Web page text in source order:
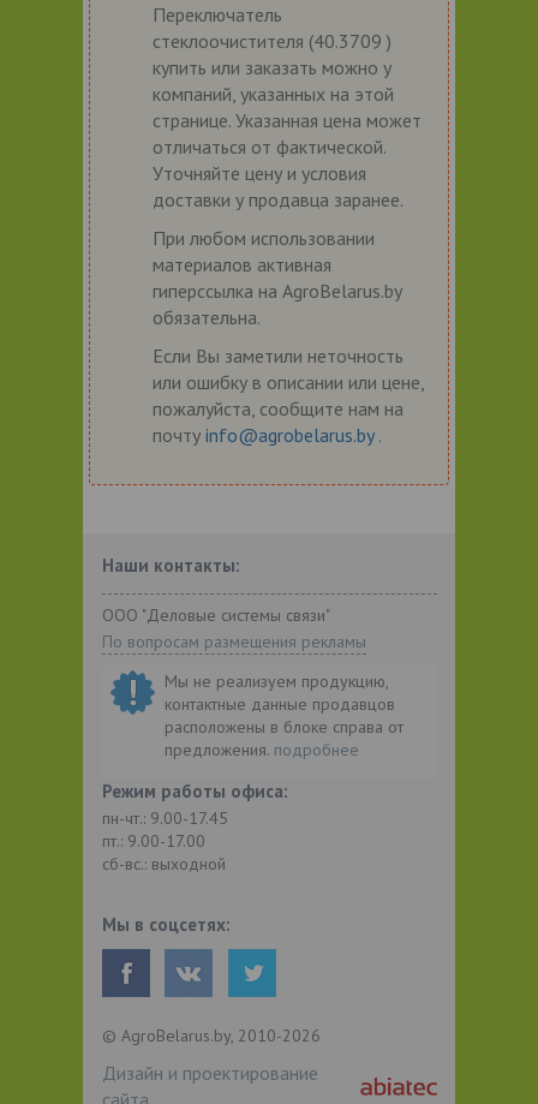
Переключатель
стеклоочистителя (40.3709 )
купить или заказать можно у
компаний, указанных на этой
странице. Указанная цена может
отличаться от фактической.
Уточняйте цену и условия
доставки у продавца заранее.
При любом использовании
материалов активная
гиперссылка на AgroBelarus.by
обязательна.
Если Вы заметили неточность
или ошибку в описании или цене,
пожалуйста, сообщите нам на
почту info@agrobelarus.by .
Наши контакты:
ООО "Деловые системы связи"
По вопросам размещения рекламы
Мы не реализуем продукцию,
контактные данные продавцов
расположены в блоке справа от
предложения. подробнее
Режим работы офиса:
пн-чт.: 9.00-17.45
пт.: 9.00-17.00
сб-вс.: выходной
Мы в соцсетях:
© AgroBelarus.by, 2010-2026
Дизайн и проектирование
сайта